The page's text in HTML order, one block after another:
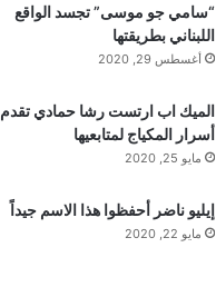
“سامي جو موسى” تجسد الواقع
اللبناني بطريقتها
أغسطس 29, 2020
الميك اب ارتست رشا حمادي تقدم
أسرار المكياج لمتابعيها
مايو 25, 2020
إيليو ناضر أحفظوا هذا الاسم جيداً
مايو 22, 2020